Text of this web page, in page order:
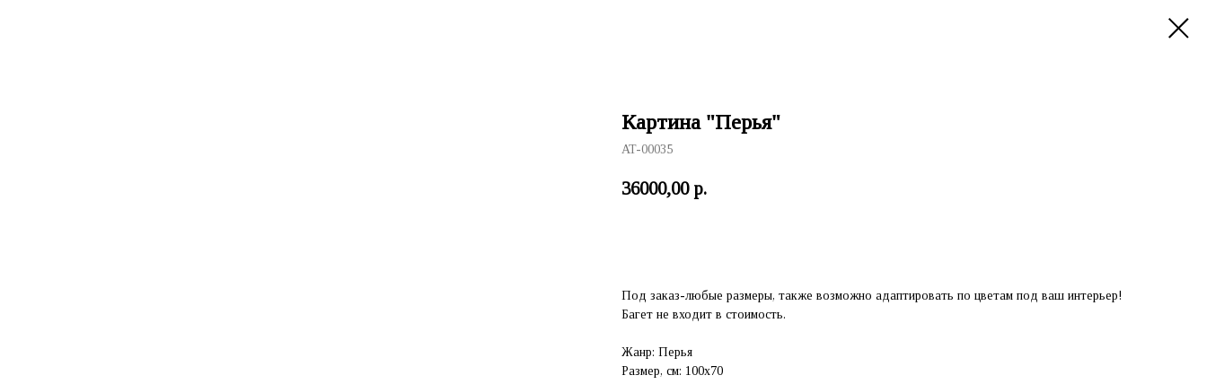
Картина "Перья"
AT-00035
36000,00 р.
Под заказ-любые размеры, также возможно адаптировать по цветам под ваш интерьер!
Багет не входит в стоимость.
Жанр: Перья
Размер, см: 100х70